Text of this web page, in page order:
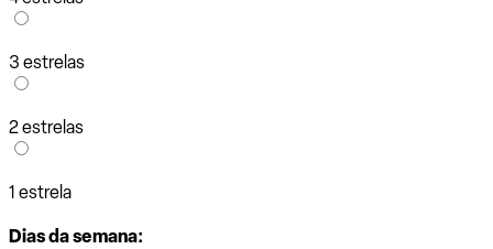
3 estrelas
2 estrelas
1 estrela
Dias da semana: